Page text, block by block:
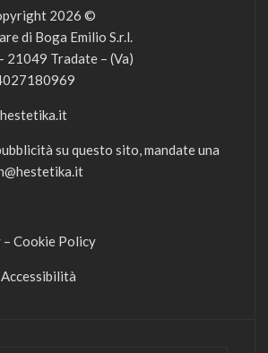
2026 ©
di Boga Emilio S.r.l.
21049 Tradate – (Va)
su questo sito, mandate una
– Cookie Policy